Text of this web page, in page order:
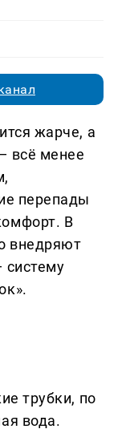
жарче, а
всё менее
перепады
В
внедряют
систему
трубки, по
вода.